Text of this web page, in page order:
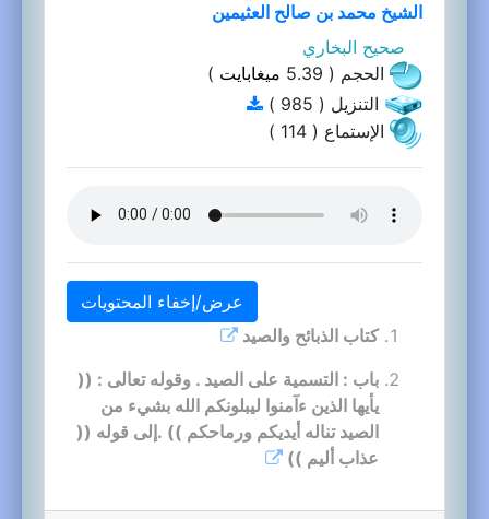
الشيخ محمد بن صالح العثيمين
صحيح البخاري
الحجم ( 5.39
ميغابايت )
التنزيل ( 985 )
الإستماع ( 114 )
عرض/إخفاء المحتويات
كتاب الذبائح والصيد
باب : التسمية على الصيد . وقوله تعالى : ((
يأيها الذين ءآمنوا ليبلونكم الله بشيء من
الصيد تناله أيديكم ورماحكم )) .إلى قوله ((
عذاب أليم ))